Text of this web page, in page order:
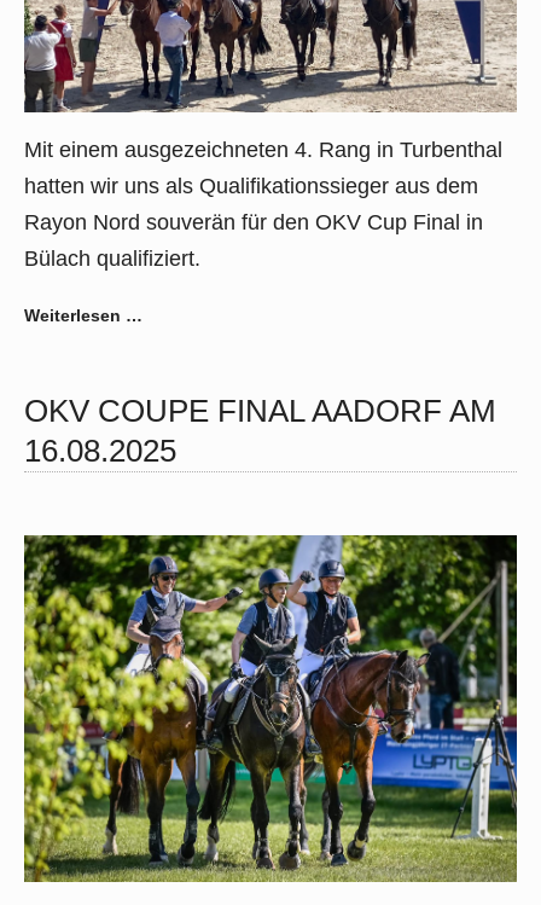
Mit einem ausgezeichneten 4. Rang in Turbenthal
hatten wir uns als Qualifikationssieger aus dem
Rayon Nord souverän für den OKV Cup Final in
Bülach qualifiziert.
Weiterlesen …
OKV COUPE FINAL AADORF AM
16.08.2025